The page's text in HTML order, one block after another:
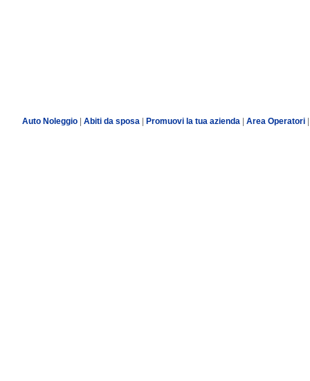
Auto Noleggio| Abiti da sposa| Promuovi la tua azienda Area Operatori